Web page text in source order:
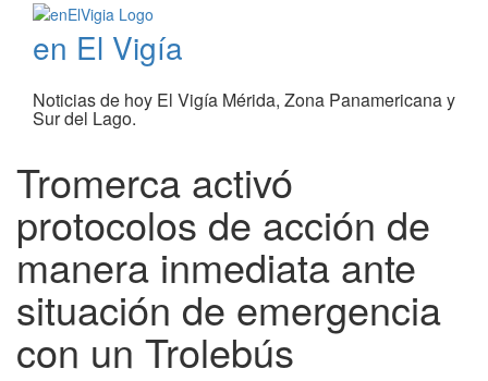
en El Vigía
Noticias de hoy El Vigía Mérida, Zona Panamericana y
Sur del Lago.
Tromerca activó
protocolos de acción de
manera inmediata ante
situación de emergencia
con un Trolebús